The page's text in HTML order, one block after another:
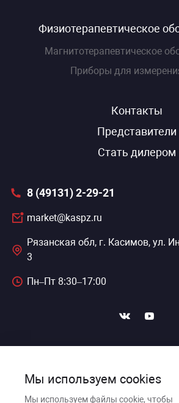
Физиотерапевтическое
Магнитотерапевтическое
Приборы для
Контакты
Представители
Стать дилером
8 (49131) 2-29-21
market@kaspz.ru
Рязанская обл, г. Касимов, ул.
3
Пн–Пт 8:30–17:00
Мы используем cookies
Мы используем файлы cookie, чтобы